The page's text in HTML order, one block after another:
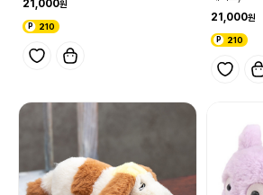
21,000
210
21,000
210